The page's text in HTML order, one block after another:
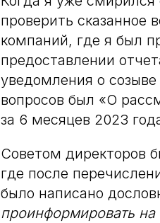
проверить сказанное
компаний, где я был
предоставлении
уведомления о
вопросов был «О
за 6 месяцев 2023
Советом директоров
где после
было написано
проинформировать на